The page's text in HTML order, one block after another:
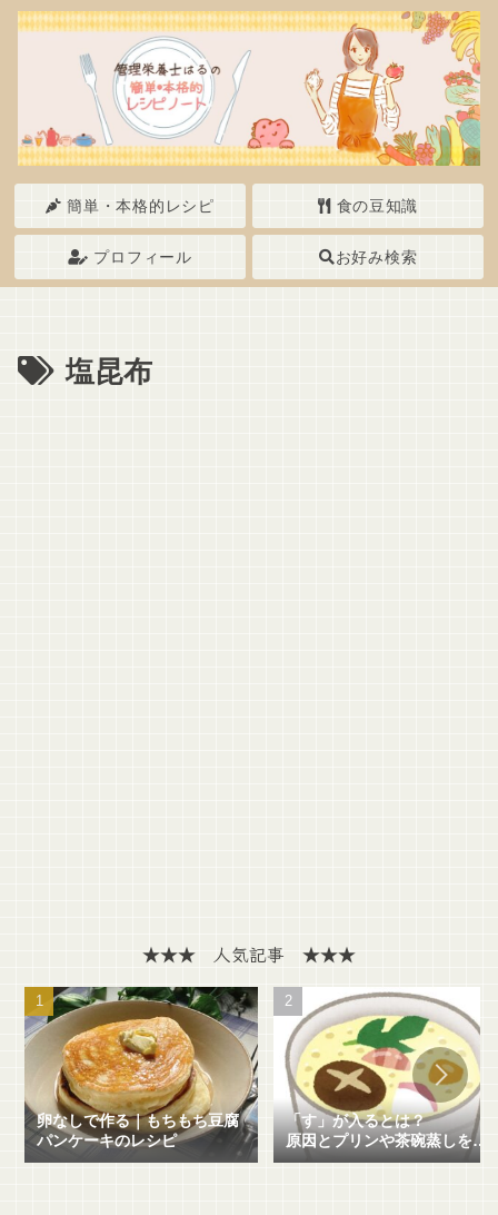
簡単・本格的レシピ 食の豆知識
プロフィール お好み検索
塩昆布
★★★ 人気記事 ★★★
卵なしで作る｜もちもち豆腐
パンケーキのレシピ
「す」が入るとは？
原因とプリンや茶碗蒸しを失
敗せずに作る方法を解説！